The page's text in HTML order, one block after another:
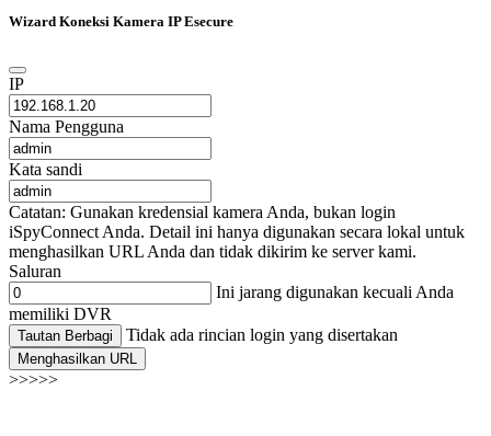
Wizard Koneksi Kamera IP Esecure
IP
Nama Pengguna
Kata sandi
Catatan: Gunakan kredensial kamera Anda, bukan login
iSpyConnect Anda. Detail ini hanya digunakan secara lokal untuk
menghasilkan URL Anda dan tidak dikirim ke server kami.
Saluran
Ini jarang digunakan kecuali Anda
memiliki DVR
Tautan Berbagi Tidak ada rincian login yang disertakan
Menghasilkan URL
>>>>>